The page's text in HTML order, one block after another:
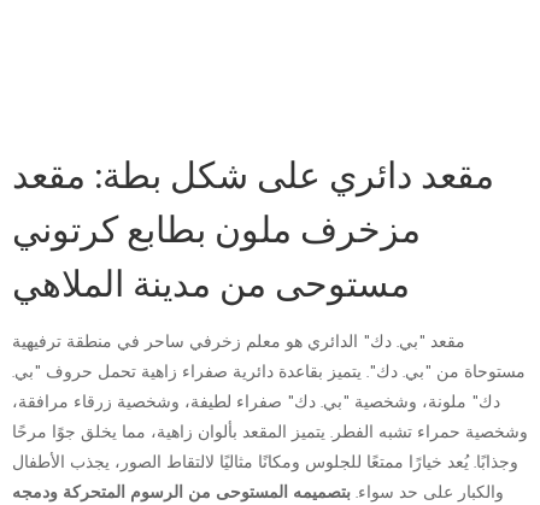
مقعد دائري على شكل بطة: مقعد
مزخرف ملون بطابع كرتوني
مستوحى من مدينة الملاهي
مقعد "بي. دك" الدائري هو معلم زخرفي ساحر في منطقة ترفيهية
مستوحاة من "بي. دك". يتميز بقاعدة دائرية صفراء زاهية تحمل حروف "بي.
دك" ملونة، وشخصية "بي. دك" صفراء لطيفة، وشخصية زرقاء مرافقة،
وشخصية حمراء تشبه الفطر. يتميز المقعد بألوان زاهية، مما يخلق جوًا مرحًا
وجذابًا. يُعد خيارًا ممتعًا للجلوس ومكانًا مثاليًا لالتقاط الصور، يجذب الأطفال
والكبار على حد سواء. بتصميمه المستوحى من الرسوم المتحركة ودمجه